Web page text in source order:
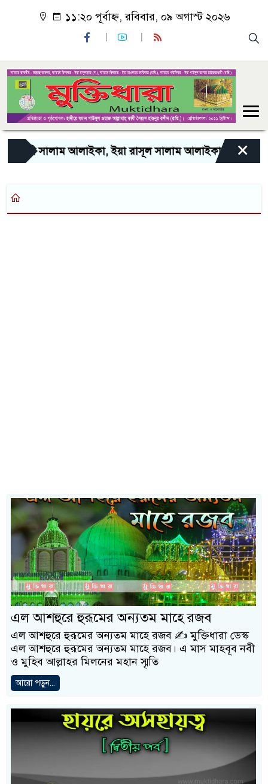
১১:২০ পূর্বাহ্ন, রবিবার, ০৯ অগাস্ট ২০২৬
ইয়া রাসূল সালাম আলাইকা, ইয়া হাবীব সালাম ×
এল আশহুরে হুরূমের অন্যতম মাহে রজব
এল আশহুরে হুরূমের অন্যতম মাহে রজব ✍️ মুক্তিধারা ডেস্ক
এল আশহুরে হুরূমের অন্যতম মাহে রজব। এ মাস মাহবূব নবী
ও মুহিব আল্লাহর মিলনের মহান স্মৃতি
আরো পড়ুন...